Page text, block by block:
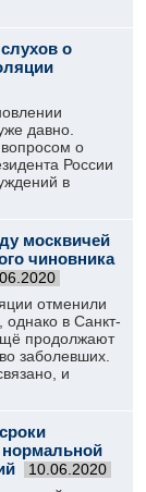
о
давно.
о
России
в
москвичей
чиновника
отменили
в Санкт-
продолжают
заболевших.
и
10.06.2020